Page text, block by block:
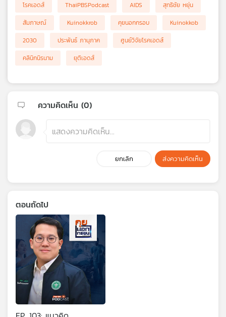
โรคเอดส์
ThaiPBSPodcast AIDS
สุทธิชัย หยุ่น
สัมภาษณ์
Kuinokkrob คุยนอกกรอบ
Kuinokkob
2030
ประพันธ์ ภานุภาค
ศูนย์วิจัยโรคเอดส์
คลินิกนิรนาม
ยุติเอดส์
ความคิดเห็น (0)
ยกเลิก ส่งความคิดเห็น
ตอนถัดไป